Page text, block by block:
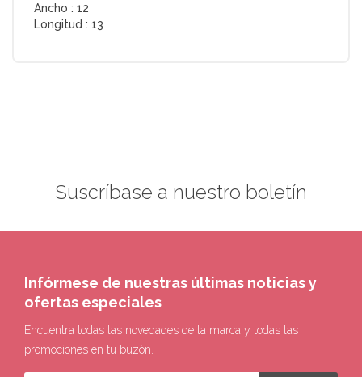
Ancho : 12
Longitud : 13
Suscríbase a nuestro boletín
Infórmese de nuestras últimas noticias y
ofertas especiales
Encuentra todas las novedades de la marca y todas las
promociones en tu buzón.